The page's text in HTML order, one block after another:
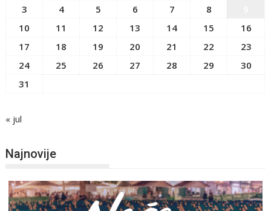
3
4 5 6 7 8
10
11 12 13 14 15
16
17
18 19 20 21 22
23
24
25 26 27 28 29
30
31
« jul
Najnovije